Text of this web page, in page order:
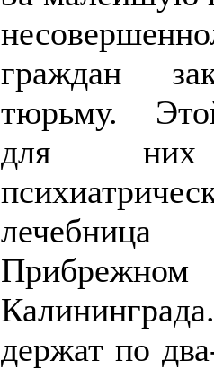
граждан
тюрьму.
для них
Прибрежном
держат по